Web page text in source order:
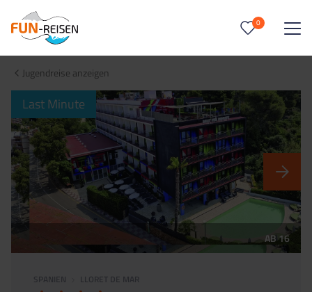
0
0Reise/n auf deiner Merkliste
Keine Reisen auf der Merkliste
Jugendreise anzeigen
Last Minute
AB 16
SPANIEN LLORET DE MAR